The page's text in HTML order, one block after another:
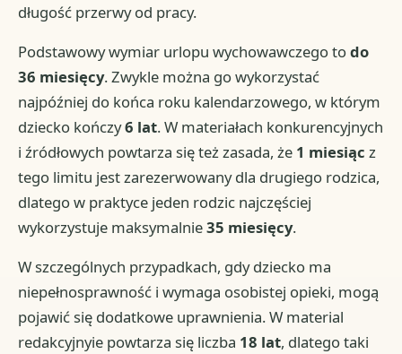
długość przerwy od pracy.
Podstawowy wymiar urlopu wychowawczego todo
36 miesięcy. Zwykle można go wykorzystać
najpóźniej do końca roku kalendarzowego, w którym
dziecko kończy6 lat. W materiałach konkurencyjnych
i źródłowych powtarza się też zasada, że 1 miesiąc z
tego limitu jest zarezerwowany dla drugiego rodzica,
dlatego w praktyce jeden rodzic najczęściej
wykorzystuje maksymalnie35 miesięcy.
W szczególnych przypadkach, gdy dziecko ma
niepełnosprawność i wymaga osobistej opieki, mogą
pojawić się dodatkowe uprawnienia. W material
redakcyjnyie powtarza się liczba 18 lat, dlatego taki